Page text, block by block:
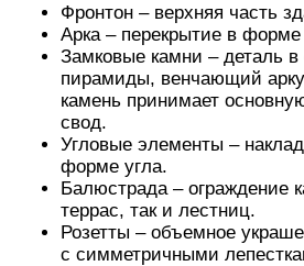
Фронтон – верхняя часть
Арка – перекрытие в форме
Замковые камни – деталь
пирамиды, венчающий
камень принимает
свод.
Угловые элементы –
форме угла.
Балюстрада – ограждение
террас, так и лестниц.
Розетты – объемное
с симметричными